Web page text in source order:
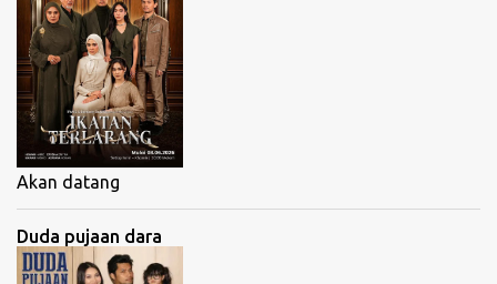
Akan datang
Duda pujaan dara